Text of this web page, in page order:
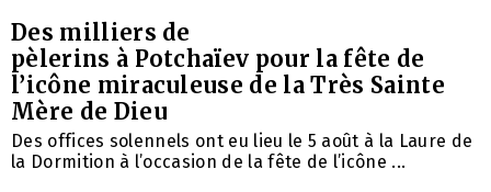
Des milliers de
pèlerins à Potchaïev pour la fête de
l’icône miraculeuse de la Très Sainte
Mère de Dieu
Des offices solennels ont eu lieu le 5 août à la Laure de
la Dormition à l’occasion de la fête de l’icône ...